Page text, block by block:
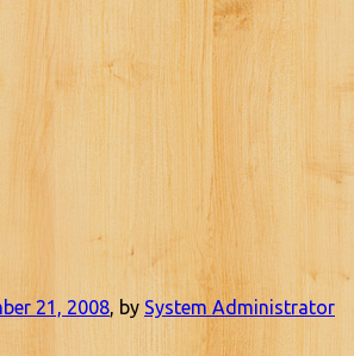
21, 2008, by System Administrator